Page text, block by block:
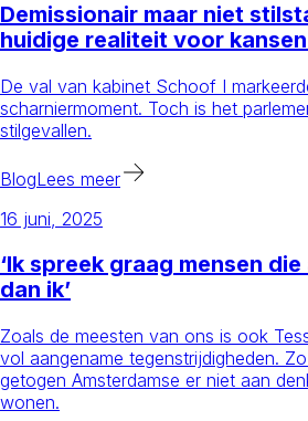
Demissionair maar niet
huidige realiteit voor
De val van kabinet Schoof I
scharniermoment. Toch is het
stilgevallen.
BlogLees meer
16 juni, 2025
‘Ik spreek graag mensen
dan ik’
Zoals de meesten van ons is ook
vol aangename tegenstrijdigheden.
getogen Amsterdamse er niet aan
wonen.